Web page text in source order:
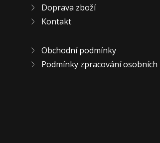
Doprava zboží
Kontakt
Obchodní podmínky
Podmínky zpracování osobních